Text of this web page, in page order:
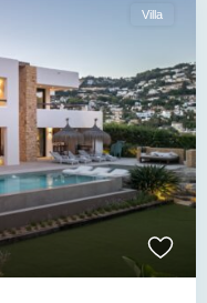
Villa